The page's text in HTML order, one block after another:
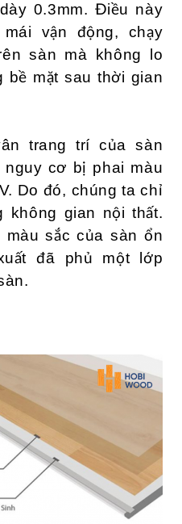
0.3mm. Điều này
vận động, chạy
sàn mà không lo
bề mặt sau thời gian
trang trí của sàn
cơ bị phai màu
Do đó, chúng ta chỉ
không gian nội thất.
màu sắc của sàn ổn
đã phủ một lớp